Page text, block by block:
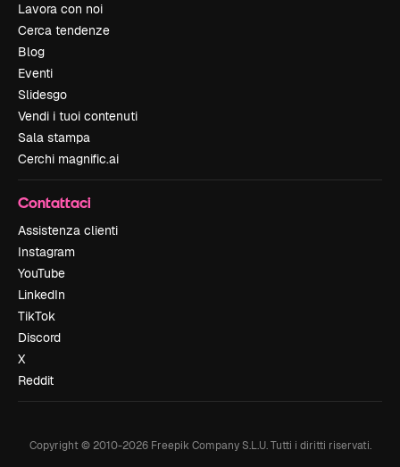
Lavora con noi
Cerca tendenze
Blog
Eventi
Slidesgo
Vendi i tuoi contenuti
Sala stampa
Cerchi magnific.ai
Contattaci
Assistenza clienti
Instagram
YouTube
LinkedIn
TikTok
Discord
X
Reddit
Copyright © 2010-2026Freepik Company S.L.U. Tutti i diritti riservati.